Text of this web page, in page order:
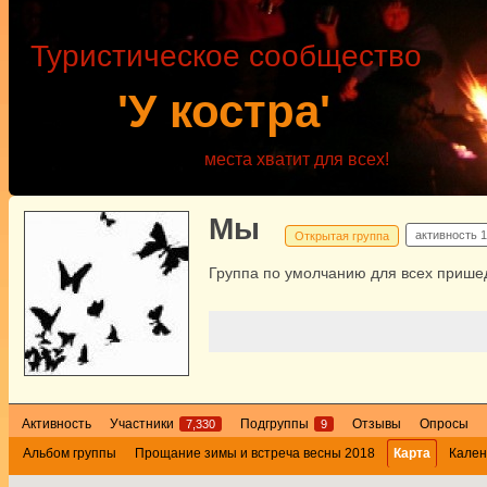
'У костра'
Туристическое сообщество
места хватит для всех!
Мы Открытая группа активность
Группа по умолчанию для всех
Активность Участники 7,330 Подгруппы 9 Отзывы
Опросы
Альбом группы
Прощание зимы и встреча весны 2018 Карта